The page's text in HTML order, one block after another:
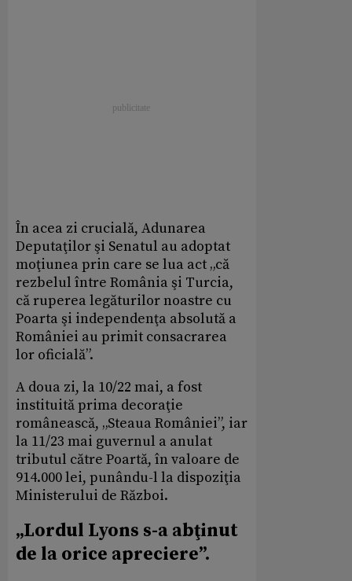
În acea zi crucială, Adunarea
Deputaţilor şi Senatul au adoptat
moţiunea prin care se lua act „că
rezbelul între România şi Turcia,
că ruperea legăturilor noastre cu
Poarta şi independenţa absolută a
României au primit consacrarea
lor oficială”.
A doua zi, la 10/22 mai, a fost
instituită prima decoraţie
românească, „Steaua României”, iar
la 11/23 mai guvernul a anulat
tributul către Poartă, în valoare de
914.000 lei, punându-l la dispoziţia
Ministerului de Război.
„Lordul Lyons s-a abţinut
de la orice apreciere”.